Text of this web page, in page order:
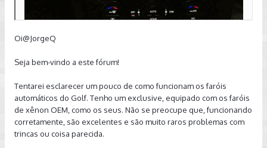
Oi@JorgeQ
Seja bem-vindo a este fórum!
Tentarei esclarecer um pouco de como funcionam os faróis
automáticos do Golf. Tenho um exclusive, equipado com os faróis
de xênon OEM, como os seus. Não se preocupe que, funcionando
corretamente, são excelentes e são muito raros problemas com
trincas ou coisa parecida.